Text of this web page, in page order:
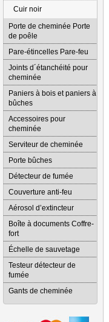
Cuir noir
Porte de cheminée Porte
de poêle
Pare-étincelles Pare-feu
Joints d´étanchéité pour
cheminée
Paniers à bois et paniers à
bûches
Accessoires pour
cheminée
Serviteur de cheminée
Porte bûches
Détecteur de fumée
Couverture anti-feu
Aérosol d’extincteur
Boîte à documents Coffre-
fort
Échelle de sauvetage
Testeur détecteur de
fumée
Gants de cheminée